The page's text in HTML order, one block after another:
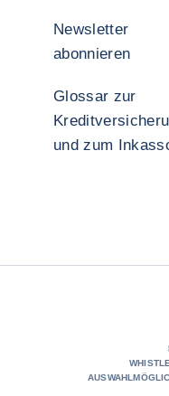
Newsletter
abonnieren
Glossar zur
und zum